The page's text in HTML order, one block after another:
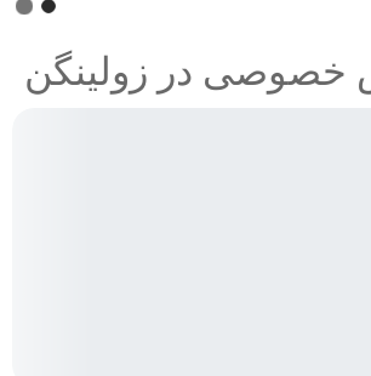
خصوصی در زولینگن